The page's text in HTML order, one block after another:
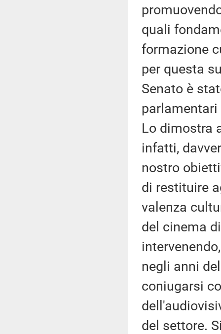
quali
formazione
per questa
Senato è
Lo dimostra
infatti,
nostro
di restituire
valenza
del cinema
negli anni
coniugarsi
del settore.